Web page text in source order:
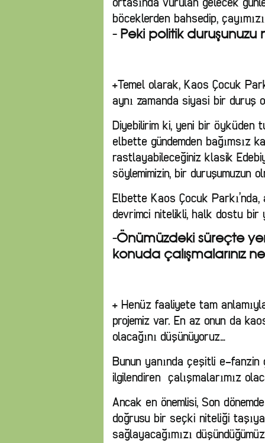
böceklerden bahsedip,
- Peki politik duruşunuzu
+Temel olarak, Kaos Çocuk
aynı zamanda siyasi bir duruş
Diyebilirim ki, yeni bir öyküden
elbette gündemden bağımsız
rastlayabileceğiniz klasik
söylemimizin, bir duruşumuzun
Elbette Kaos Çocuk
devrimci nitelikli, halk dostu bir
-Önümüzdeki süreçte
konuda çalışmalarınız
+ Henüz faaliyete tam
projemiz var. En az onun da
olacağını düşünüyoruz…
Bunun yanında çeşitli e-fanzin
ilgilendiren çalışmalarımız
Ancak en önemlisi, Son
doğrusu bir seçki niteliği
sağlayacağımızı